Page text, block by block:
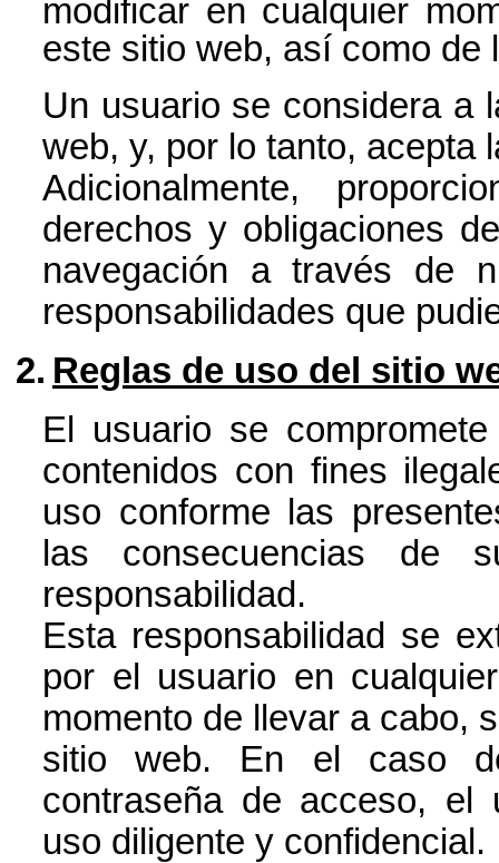
modificar en cualquier
este sitio web, así como de
Un usuario se considera a
web, y, por lo tanto, acepta
Adicionalmente,
derechos y obligaciones
navegación a través de
responsabilidades que
2. Reglas de uso del sitio
El usuario se
contenidos con fines
uso conforme las
las consecuencias de
responsabilidad.
Esta responsabilidad se
por el usuario en
momento de llevar a cabo,
sitio web. En el caso
contraseña de acceso, el
uso diligente y confidencial.